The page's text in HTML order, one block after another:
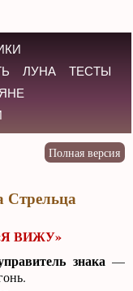
ЛУНА
ТЕСТЫ
Стрельца
ВИЖУ»
знака —